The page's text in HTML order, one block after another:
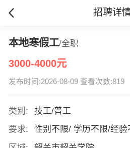
招聘详
本地寒假工/全职
3000-4000元
发布时间:2026-08-09 查看次数:819
类别:
技工/普工
要求:
性别不限/ 学历不限/经